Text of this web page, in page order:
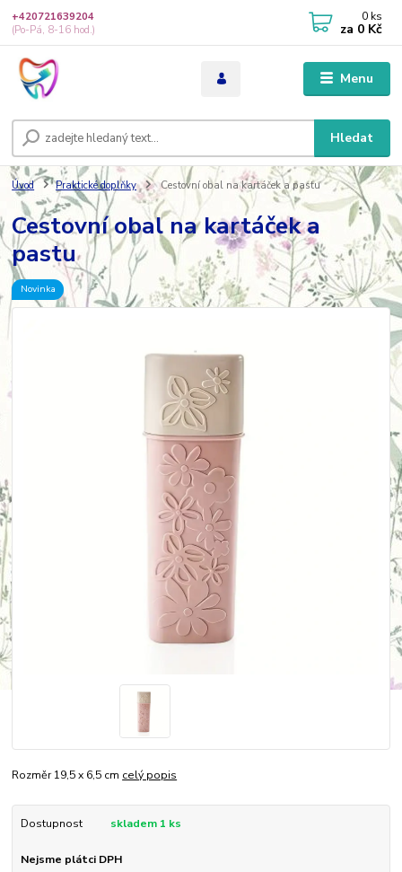
Menu
Hledat
+420721639204
(Po-Pá, 8-16 hod.)
0 ks
za 0 Kč
Úvod Praktické doplňky Cestovní obal na kartáček a pastu
Cestovní obal na kartáček a
pastu
Novinka
Rozměr 19,5 x 6,5 cm celý popis
Dostupnost skladem 1 ks
Nejsme plátci DPH